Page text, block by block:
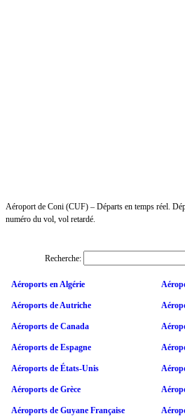
Aéroport de Coni (CUF) – Départs en temps réel.
numéro du vol, vol retardé.
Recherche:
Aéroports en Algérie
Aéroports de Autriche
Aéroports de Canada
Aéroports de Espagne
Aéroports de États-Unis
Aéroports de Grèce
Aéroports de Guyane Française